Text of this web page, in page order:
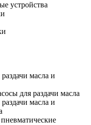
устройства
масла и
для раздачи масла
масла и